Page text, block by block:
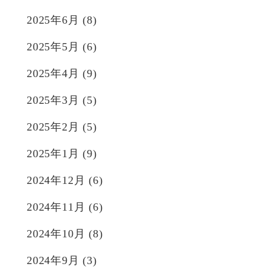
2025年6月 (8)
2025年5月 (6)
2025年4月 (9)
2025年3月 (5)
2025年2月 (5)
2025年1月 (9)
2024年12月 (6)
2024年11月 (6)
2024年10月 (8)
2024年9月 (3)